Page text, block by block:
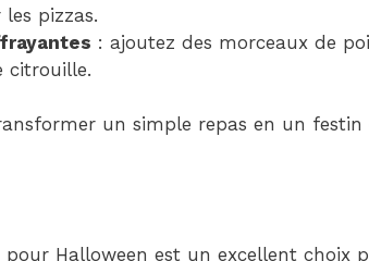
pizzas.
: ajoutez des morceaux de
citrouille.
un simple repas en un
pour Halloween est un excellent choix